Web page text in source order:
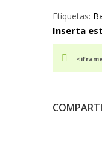
Etiquetas:
Inserta